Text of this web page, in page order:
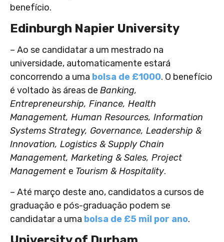
benefício.
Edinburgh Napier University
– Ao se candidatar a um mestrado na
universidade, automaticamente estará
concorrendo a uma bolsa de £1000. O benefício
é voltado às áreas de Banking,
Entrepreneurship, Finance, Health
Management, Human Resources, Information
Systems Strategy, Governance, Leadership &
Innovation, Logistics & Supply Chain
Management, Marketing & Sales, Project
Management e Tourism & Hospitality.
– Até março deste ano, candidatos a cursos de
graduação e pós-graduação podem se
candidatar a uma bolsa de £5 mil por ano.